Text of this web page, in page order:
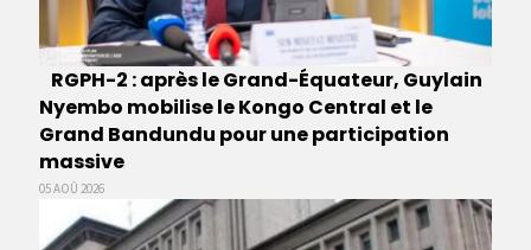
RGPH-2 : après le Grand-Équateur, Guylain
Nyembo mobilise le Kongo Central et le
Grand Bandundu pour une participation
massive
05 AOÛ 2026